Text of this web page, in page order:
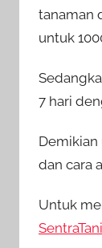
tanaman
untuk
7 hari
dan cara
Untuk